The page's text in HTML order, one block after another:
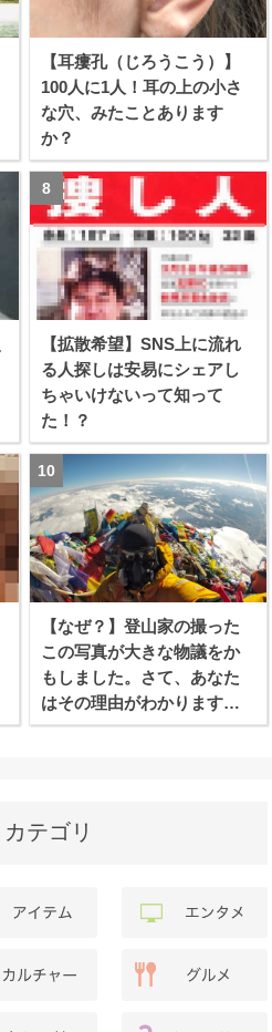
【耳瘻孔（じろうこう）】
100人に1人！耳の上の小さ
な穴、みたことあります
か？
【拡散希望】SNS上に流れ
る人探しは安易にシェアし
ちゃいけないって知って
た！？
【なぜ？】登山家の撮った
この写真が大きな物議をか
もしました。さて、あなた
はその理由がわかります
か？
カテゴリ